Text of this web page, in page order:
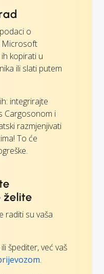
o
Microsoft
kopirati u
ili slati putem
integrirajte
Cargosonom i
razmjenjivati
To će
želite
raditi su vaša
špediter, već vaš
.